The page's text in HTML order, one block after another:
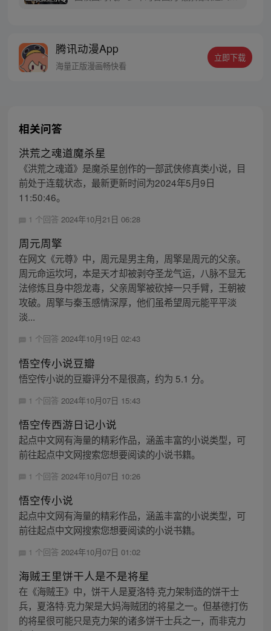
从此一路开挂造机甲打怪兽… 曾经后悔的
事，曾经错过的人，这一次将不留遗憾。
腾讯动漫App
海量正版漫画畅快看
立即下载
相关问答
洪荒之魂道魔杀星
《洪荒之魂道》是魔杀星创作的一部武侠修真类小说，目
前处于连载状态，最新更新时间为2024年5月9日
11:50:46。
1 个回答 2024年10月21日 06:28
周元周擎
在网文《元尊》中，周元是男主角，周擎是周元的父亲。
周元命运坎坷，本是天才却被剥夺圣龙气运，八脉不显无
法修炼且身中怨龙毒，父亲周擎被砍掉一只手臂，王朝被
攻破。周擎与秦玉感情深厚，他们虽希望周元能平平淡
淡...
1 个回答 2024年10月19日 02:43
悟空传小说豆瓣
悟空传小说的豆瓣评分不是很高，约为 5.1 分。
1 个回答 2024年10月07日 15:43
悟空传西游日记小说
起点中文网有海量的精彩作品，涵盖丰富的小说类型，可
前往起点中文网搜索您想要阅读的小说书籍。
1 个回答 2024年10月07日 10:26
悟空传小说
起点中文网有海量的精彩作品，涵盖丰富的小说类型，可
前往起点中文网搜索您想要阅读的小说书籍。
1 个回答 2024年10月07日 01:02
海贼王里饼干人是不是将星
在《海贼王》中，饼干人是夏洛特·克力架制造的饼干士
兵，夏洛特·克力架是大妈海贼团的将星之一。但基德打伤
的将星很可能只是克力架的诸多饼干士兵之一，而非克力